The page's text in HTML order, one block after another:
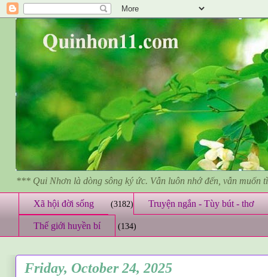
*** Qui Nhơn là dòng sông ký ức. Vẫn luôn nhớ đến, vẫn muốn
Xã hội đời sống (3182) Truyện ngắn - Tùy bút - thơ
Thế giới huyền bí (134)
Friday, October 24, 2025